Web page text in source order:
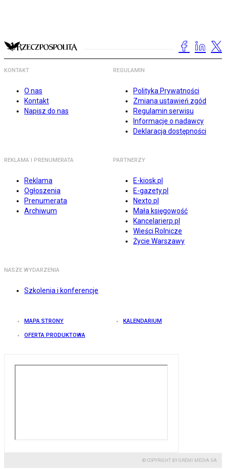
KONTAKT
O nas
Kontakt
Napisz do nas
REGULAMIN
Polityka Prywatności
Zmiana ustawień zgód
Regulamin serwisu
Informacje o nadawcy
Deklaracja dostępności
REKLAMA I PRENUMERATA
Reklama
Ogłoszenia
Prenumerata
Archiwum
PARTNERZY
E-kiosk.pl
E-gazety.pl
Nexto.pl
Mała księgowość
Kancelarierp.pl
Wieści Rolnicze
Życie Warszawy
NASZE WYDARZENIA
Szkolenia i konferencje
MAPA STRONY KALENDARIUM
OFERTA PRODUKTOWA
© COPYRIGHT BY GREMI MEDIA SA